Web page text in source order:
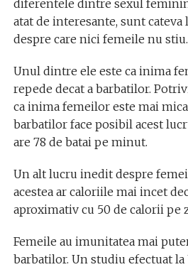
diferentele dintre sexul
atat de interesante, sunt
despre care nici femeile nu stiu.
Unul dintre ele este ca inima
repede decat a barbatilor.
ca inima femeilor este mai mica
barbatilor face posibil acest
are 78 de batai pe minut.
Un alt lucru inedit despre
acestea ar caloriile mai incet
aproximativ cu 50 de calorii pe
Femeile au imunitatea mai
barbatilor. Un studiu efectuat